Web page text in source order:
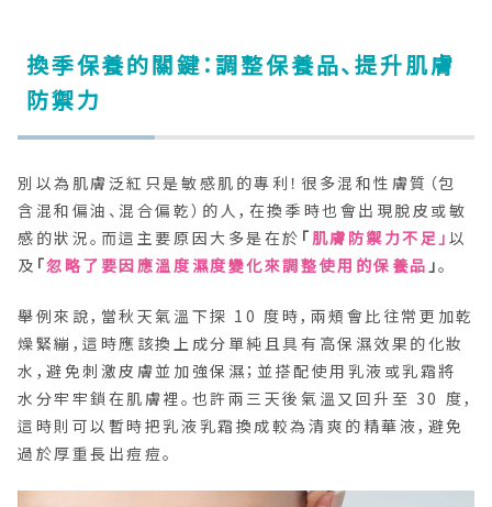
換季保養的關鍵：調整保養品、提升肌膚
防禦力
別以為肌膚泛紅只是敏感肌的專利！很多混和性膚質（包
含混和偏油、混合偏乾）的人，在換季時也會出現脫皮或敏
感的狀況。而這主要原因大多是在於 「肌膚防禦力不足」以
及 「忽略了要因應溫度濕度變化來調整使用的保養品」。
舉例來說，當秋天氣溫下探 10 度時，兩頰會比往常更加乾
燥緊繃，這時應該換上成分單純且具有高保濕效果的化妝
水，避免刺激皮膚並加強保濕；並搭配使用乳液或乳霜將
水分牢牢鎖在肌膚裡。也許兩三天後氣溫又回升至 30 度，
這時則可以暫時把乳液乳霜換成較為清爽的精華液，避免
過於厚重長出痘痘。